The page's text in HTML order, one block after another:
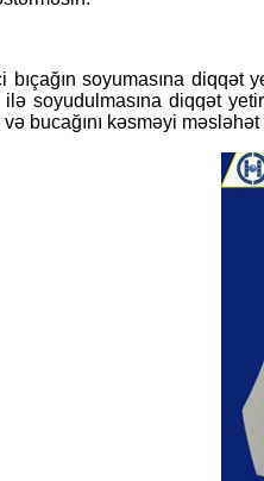
bıçağın soyumasına diqqət
ilə soyudulmasına diqqət
və bucağını kəsməyi